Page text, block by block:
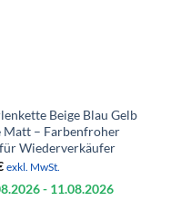
Beige Blau Gelb
Matt – Farbenfroher
Wiederverkäufer
exkl. MwSt.
2026- 11.08.2026